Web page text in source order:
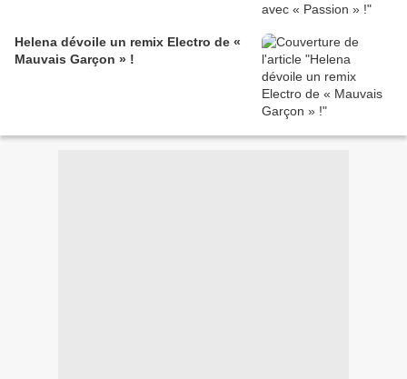
Helena dévoile un remix Electro de «
Mauvais Garçon » !